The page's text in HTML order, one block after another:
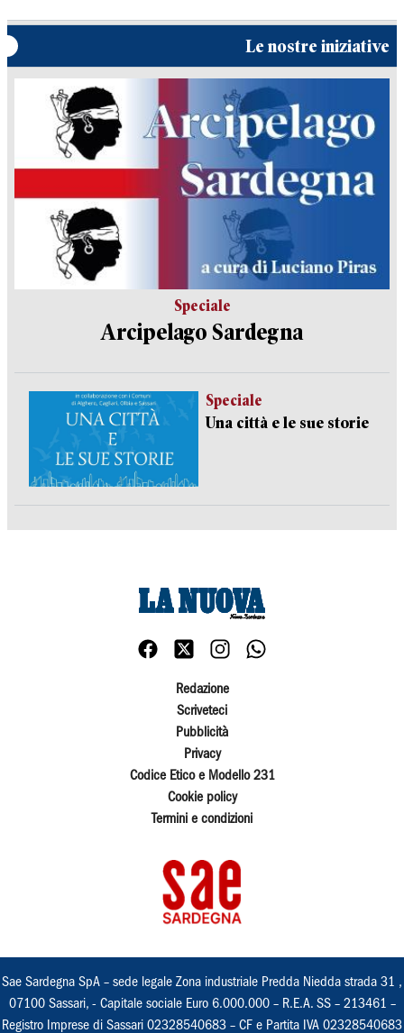
Le nostre iniziative
Speciale
Arcipelago Sardegna
Speciale
Una città e le sue storie
Redazione
Scriveteci
Pubblicità
Privacy
Codice Etico e Modello 231
Cookie policy
Termini e condizioni
Sae Sardegna SpA – sede legale Zona industriale Predda Niedda strada 31 ,
07100 Sassari, - Capitale sociale Euro 6.000.000 – R.E.A. SS – 213461 –
Registro Imprese di Sassari 02328540683 – CF e Partita IVA 02328540683